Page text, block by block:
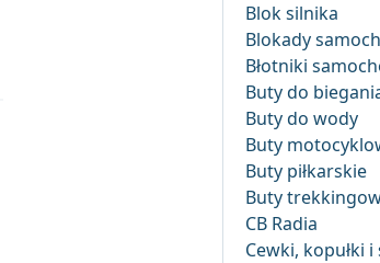
Blok silnika
Blokady
Błotniki
Buty do
Buty do wody
Buty
Buty piłkarskie
Buty
CB Radia
Cewki, kopułki